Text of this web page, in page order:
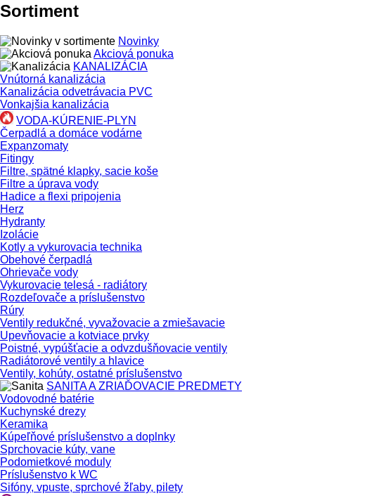
Sortiment
Novinky
Akciová ponuka
KANALIZÁCIA
Vnútorná kanalizácia
Kanalizácia odvetrávacia PVC
Vonkajšia kanalizácia
VODA-KÚRENIE-PLYN
Čerpadlá a domáce vodárne
Expanzomaty
Fitingy
Filtre, spätné klapky, sacie koše
Filtre a úprava vody
Hadice a flexi pripojenia
Herz
Hydranty
Izolácie
Kotly a vykurovacia technika
Obehové čerpadlá
Ohrievače vody
Vykurovacie telesá - radiátory
Rozdeľovače a príslušenstvo
Rúry
Ventily redukčné, vyvažovacie a zmiešavacie
Upevňovacie a kotviace prvky
Poistné, vypúšťacie a odvzdušňovacie ventily
Radiátorové ventily a hlavice
Ventily, kohúty, ostatné príslušenstvo
SANITA A ZRIAĎOVACIE PREDMETY
Vodovodné batérie
Kuchynské drezy
Keramika
Kúpeľňové príslušenstvo a doplnky
Sprchovacie kúty, vane
Podomietkové moduly
Príslušenstvo k WC
Sifóny, vpuste, sprchové žľaby, pilety